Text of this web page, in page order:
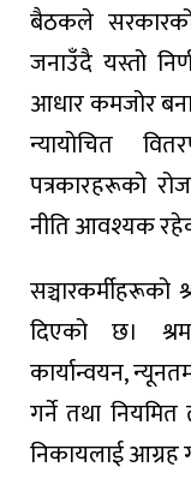
बैठकले सरकारको
जनाउँदै यस्तो
आधार कमजोर
न्यायोचित
पत्रकारहरूको
नीति आवश्यक
दिएको छ।
कार्यान्वयन,
गर्ने तथा नियमित
निकायलाई आग्रह